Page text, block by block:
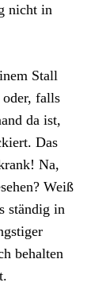
nicht in
Stall
falls
da ist,
Das
Na,
Weiß
ständig in
behalten